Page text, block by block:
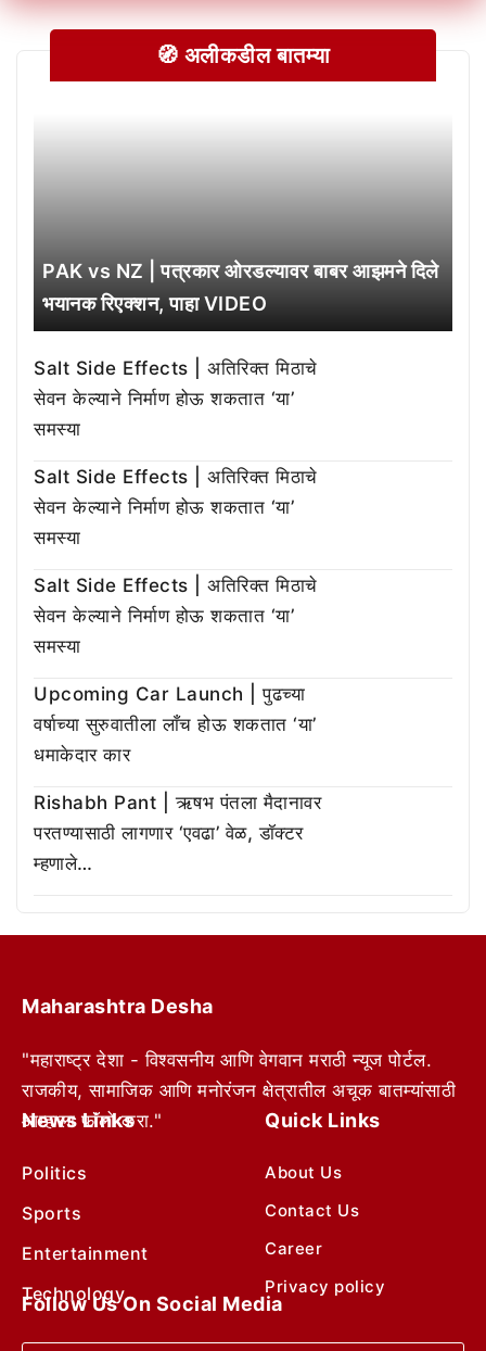
🧭 अलीकडील बातम्या
PAK vs NZ | पत्रकार ओरडल्यावर बाबर आझमने दिले
भयानक रिएक्शन, पाहा VIDEO
Salt Side Effects | अतिरिक्त मिठाचे
सेवन केल्याने निर्माण होऊ शकतात ‘या’
समस्या
Salt Side Effects | अतिरिक्त मिठाचे
सेवन केल्याने निर्माण होऊ शकतात ‘या’
समस्या
Salt Side Effects | अतिरिक्त मिठाचे
सेवन केल्याने निर्माण होऊ शकतात ‘या’
समस्या
Upcoming Car Launch | पुढच्या
वर्षाच्या सुरुवातीला लाँच होऊ शकतात ‘या’
धमाकेदार कार
Rishabh Pant | ऋषभ पंतला मैदानावर
परतण्यासाठी लागणार ‘एवढा’ वेळ, डॉक्टर
म्हणाले…
Maharashtra Desha
"महाराष्ट्र देशा - विश्वसनीय आणि वेगवान मराठी न्यूज पोर्टल.
राजकीय, सामाजिक आणि मनोरंजन क्षेत्रातील अचूक बातम्यांसाठी
आम्हाला फॉलो करा."
News Links
Politics
Sports
Entertainment
Technology
Quick Links
About Us
Contact Us
Career
Privacy policy
Follow Us On Social Media